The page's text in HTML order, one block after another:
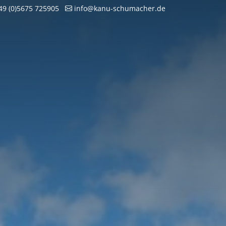
(0)5675 725905 info@kanu-schumacher.de